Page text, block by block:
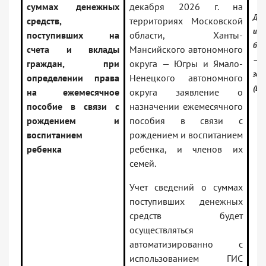
суммах денежных
средств,
поступивших на
счета и вклады
граждан, при
определении права
на ежемесячное
пособие в связи с
рождением и
воспитанием
ребенка
декабря 2026 г. на
территориях Московской
области, Ханты-
Мансийского автономного
округа — Югры и Ямало-
Ненецкого автономного
округа заявление о
назначении ежемесячного
пособия в связи с
рождением и воспитанием
ребенка, и членов их
семей.
Учет сведений о суммах
поступивших денежных
средств будет
осуществляться
автоматизированно с
использованием ГИС
—